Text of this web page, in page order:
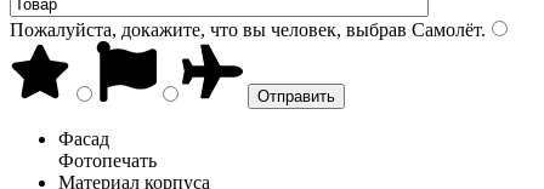
Пожалуйста, докажите, что вы человек, выбрав Самолёт.
Фасад
Фотопечать
Материал корпуса